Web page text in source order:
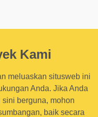
Kami
meluaskan situsweb ini
Anda. Jika Anda
berguna, mohon
baik secara